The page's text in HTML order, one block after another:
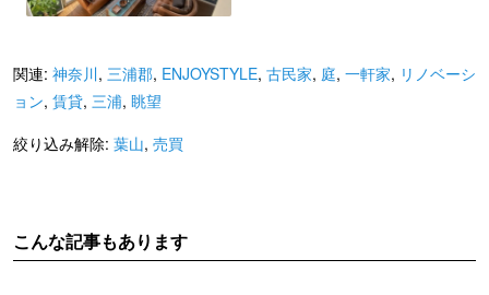
関連: 神奈川, 三浦郡, ENJOYSTYLE, 古民家, 庭, 一軒家, リノベーシ
ョン, 賃貸, 三浦, 眺望
絞り込み解除: 葉山, 売買
こんな記事もあります